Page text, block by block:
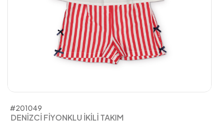
#201049
DENİZCİ FİYONKLU İKİLİ TAKIM